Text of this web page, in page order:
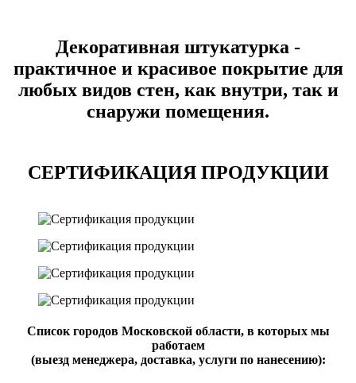
Декоративная штукатурка -
практичное и красивое покрытие для
любых видов стен, как внутри, так и
снаружи помещения.
СЕРТИФИКАЦИЯ ПРОДУКЦИИ
Список городов Московской области, в которых мы
работаем
(выезд менеджера, доставка, услуги по нанесению):